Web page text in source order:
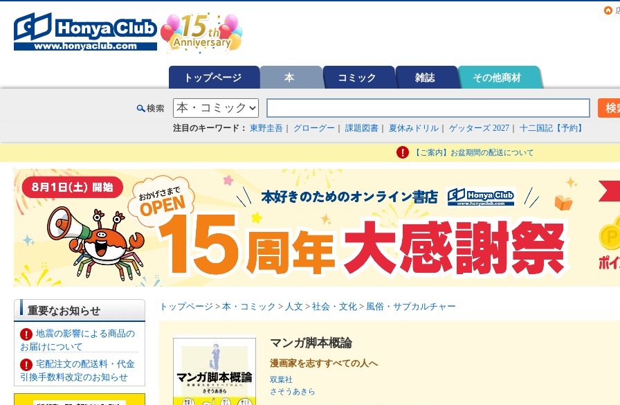
トップページ 本 コミック 雑誌 その他商材
注目のキーワード： 東野圭吾 グローグー 課題図書 夏休みドリル ゲッターズ 2027 十二国記【予約】
【ご案内】お盆期間の配送について
重要なお知らせ
地震の影響による商品の
お届けについて
宅配注文の配送料・代金
引換手数料改定のお知らせ
トップページ > 本・コミック > 人文 > 社会・文化 > 風俗・サブカルチャー
マンガ脚本概論
漫画家を志すすべての人へ
双葉社
さそうあきら